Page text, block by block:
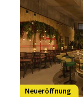
Neueröffnung